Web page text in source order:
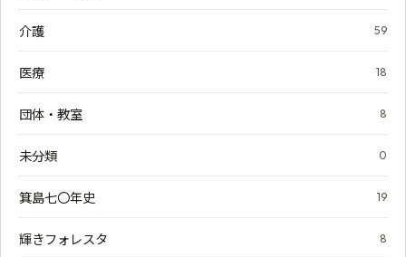
介護 59
医療 18
団体・教室 8
未分類 0
箕島七〇年史 19
輝きフォレスタ 8